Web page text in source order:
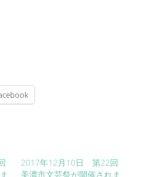
2017年12月10日 第22回
美濃市文芸祭が開催されま